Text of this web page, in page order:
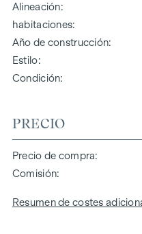
Alineación
habitaciones
Año de construcción
Estilo
Condición
PRECIO
Precio de compra
Comisión
Resumen de costes